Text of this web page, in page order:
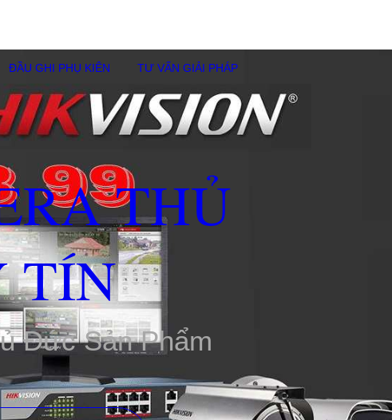
ĐẦU GHI PHỤ KIÊN TƯ VẤN GIẢI PHÁP
THỦ
TÍN
Đức Sản Phẩm